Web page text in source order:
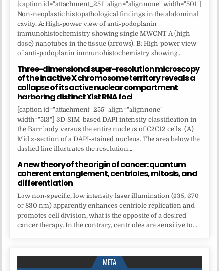
[caption id="attachment_251" align="alignnone" width="501"]
Non-neoplastic histopathological findings in the abdominal
cavity. A: High-power view of anti-podoplanin
immunohistochemistry showing single MWCNT A (high
dose) nanotubes in the tissue (arrows). B: High-power view
of anti-podoplanin immunohistochemistry showing...
Three-dimensional super-resolution microscopy
of the inactive X chromosome territory reveals a
collapse of its active nuclear compartment
harboring distinct Xist RNA foci
[caption id="attachment_255" align="alignnone"
width="513"] 3D-SIM-based DAPI intensity classification in
the Barr body versus the entire nucleus of C2C12 cells. (A)
Mid z-section of a DAPI-stained nucleus. The area below the
dashed line illustrates the resolution...
A new theory of the origin of cancer: quantum
coherent entanglement, centrioles, mitosis, and
differentiation
Low non-specific, low intensity laser illumination (635, 670
or 830 nm) apparently enhances centriole replication and
promotes cell division, what is the opposite of a desired
cancer therapy. In the contrary, centrioles are sensitive to...
META